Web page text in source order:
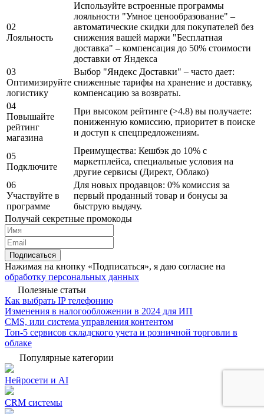
02
Лояльность
Используйте встроенные программы
лояльности "Умное ценообразование" –
автоматические скидки для покупателей без
снижения вашей маржи "Бесплатная
доставка" – компенсация до 50% стоимости
доставки от Яндекса
03
Оптимизируйте
логистику
Выбор "Яндекс Доставки" – часто дает:
сниженные тарифы на хранение и доставку,
компенсацию за возвраты.
04
Повышайте
рейтинг
магазина
При высоком рейтинге (>4.8) вы получаете:
пониженную комиссию, приоритет в поиске
и доступ к спецпредложениям.
05
Подключите
Преимущества: Кешбэк до 10% с
маркетплейса, специальные условия на
другие сервисы (Директ, Облако)
06
Участвуйте в
программе
Для новых продавцов: 0% комиссия за
первый проданный товар и бонусы за
быструю выдачу.
Получай секретные промокоды
Подписаться
Нажимая на кнопку «Подписаться», я даю согласие на
обработку персональных данных
Полезные статьи
Как выбрать IP телефонию
Изменения в налогообложении в 2024 для ИП
CMS, или система управления контентом
Топ-5 сервисов складского учета и розничной торговли в
облаке
Популярные категории
Нейросети и AI
CRM системы